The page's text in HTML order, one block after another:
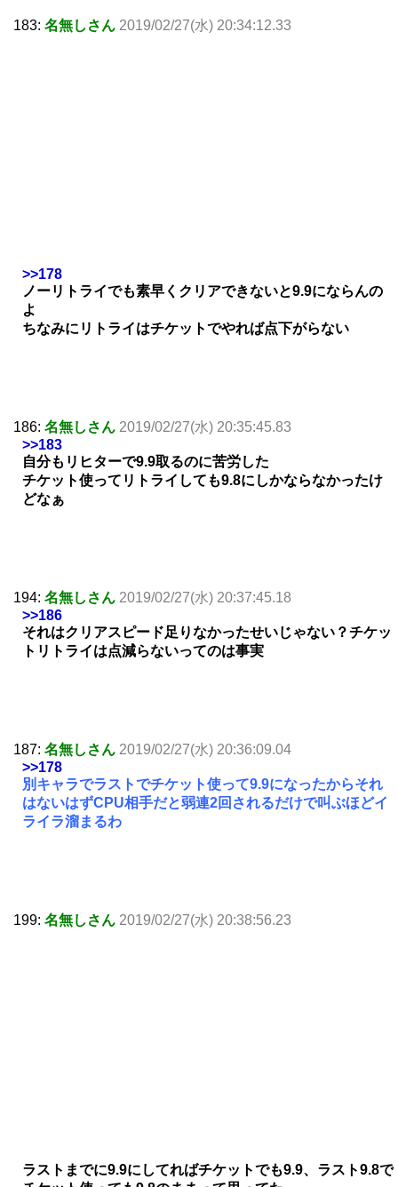
183: 名無しさん 2019/02/27(水) 20:34:12.33
>>178
ノーリトライでも素早くクリアできないと9.9にならんの
よ
ちなみにリトライはチケットでやれば点下がらない
186: 名無しさん 2019/02/27(水) 20:35:45.83
>>183
自分もリヒターで9.9取るのに苦労した
チケット使ってリトライしても9.8にしかならなかったけ
どなぁ
194: 名無しさん 2019/02/27(水) 20:37:45.18
>>186
それはクリアスピード足りなかったせいじゃない？チケッ
トリトライは点減らないってのは事実
187: 名無しさん 2019/02/27(水) 20:36:09.04
>>178
別キャラでラストでチケット使って9.9になったからそれ
はないはずCPU相手だと弱連2回されるだけで叫ぶほどイ
ライラ溜まるわ
199: 名無しさん 2019/02/27(水) 20:38:56.23
ラストまでに9.9にしてればチケットでも9.9、ラスト9.8で